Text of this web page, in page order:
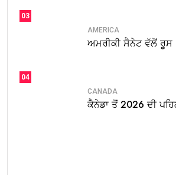
03
AMERICA
ਅਮਰੀਕੀ ਸੈਨੇਟ ਵੱਲੋਂ ਰੂਸ
04
CANADA
ਕੈਨੇਡਾ ਤੋਂ 2026 ਦੀ